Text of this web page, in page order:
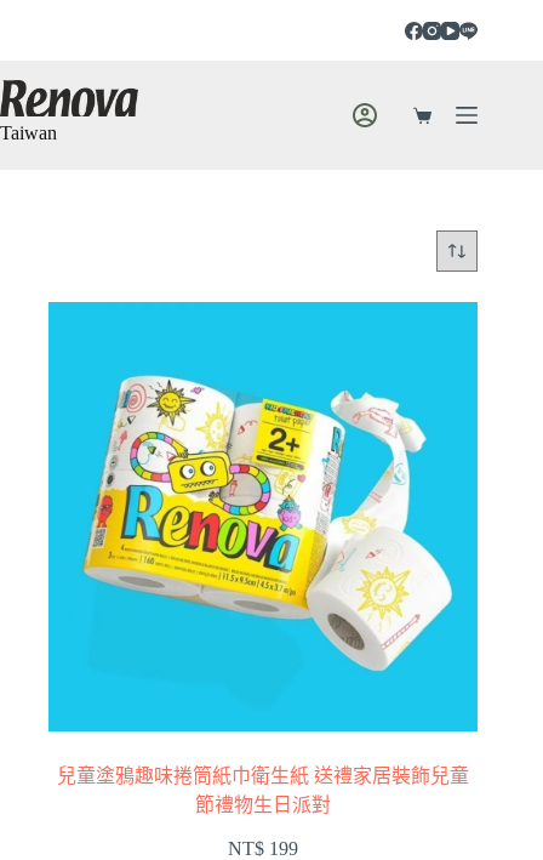
Taiwan
兒童塗鴉趣味捲筒紙巾衛生紙 送禮家居裝飾兒童
節禮物生日派對
NT$ 199